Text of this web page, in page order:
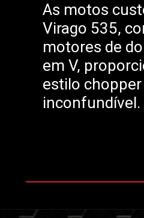
As motos
Virago 535,
motores de
em V,
estilo chopper
inconfundível.